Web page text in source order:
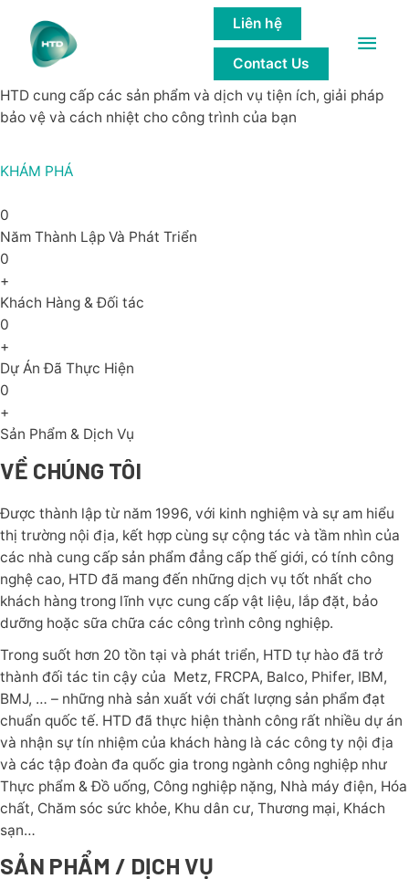
Main
Liên hệ
Contact Us
GIẢI PHÁP của các công trình bền
vững
HTD cung cấp các sản phẩm và dịch vụ tiện ích, giải pháp
bảo vệ và cách nhiệt cho công trình của bạn
KHÁM PHÁ
0
Năm Thành Lập Và Phát Triển
0
+
Khách Hàng & Đối tác
0
+
Dự Án Đã Thực Hiện
0
+
Sản Phẩm & Dịch Vụ
VỀ CHÚNG TÔI
Được thành lập từ năm 1996, với kinh nghiệm và sự am hiểu
thị trường nội địa, kết hợp cùng sự cộng tác và tầm nhìn của
các nhà cung cấp sản phẩm đẳng cấp thế giới, có tính công
nghệ cao, HTD đã mang đến những dịch vụ tốt nhất cho
khách hàng trong lĩnh vực cung cấp vật liệu, lắp đặt, bảo
dưỡng hoặc sữa chữa các công trình công nghiệp.
Trong suốt hơn 20 tồn tại và phát triển, HTD tự hào đã trở
thành đối tác tin cậy của Metz, FRCPA, Balco, Phifer, IBM,
BMJ, … – những nhà sản xuất với chất lượng sản phẩm đạt
chuẩn quốc tế. HTD đã thực hiện thành công rất nhiều dự án
và nhận sự tín nhiệm của khách hàng là các công ty nội địa
và các tập đoàn đa quốc gia trong ngành công nghiệp như
Thực phẩm & Đồ uống, Công nghiệp nặng, Nhà máy điện, Hóa
chất, Chăm sóc sức khỏe, Khu dân cư, Thương mại, Khách
sạn…
SẢN PHẨM / DỊCH VỤ